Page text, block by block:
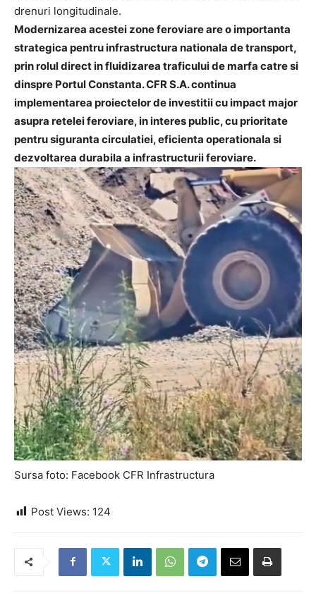
drenuri longitudinale.
Modernizarea acestei zone feroviare are o importanta
strategica pentru infrastructura nationala de transport,
prin rolul direct in fluidizarea traficului de marfa catre si
dinspre Portul Constanta. CFR S.A. continua
implementarea proiectelor de investitii cu impact major
asupra retelei feroviare, in interes public, cu prioritate
pentru siguranta circulatiei, eficienta operationala si
dezvoltarea durabila a infrastructurii feroviare.
Sursa foto: Facebook CFR Infrastructura
Post Views: 124